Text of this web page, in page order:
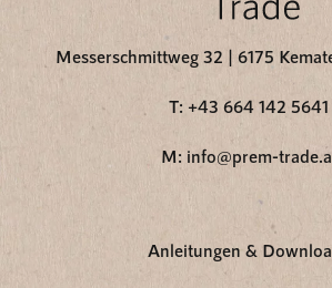
Messerschmittweg 32 | 6175
T: +43 664 142 5641
M: info@prem-
Anleitungen &